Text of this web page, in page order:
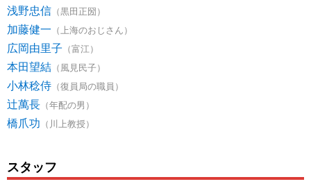
浅野忠信 （黒田正圀）
加藤健一 （上海のおじさん）
広岡由里子 （富江）
本田望結 （風見民子）
小林稔侍 （復員局の職員）
辻萬長 （年配の男）
橋爪功 （川上教授）
スタッフ